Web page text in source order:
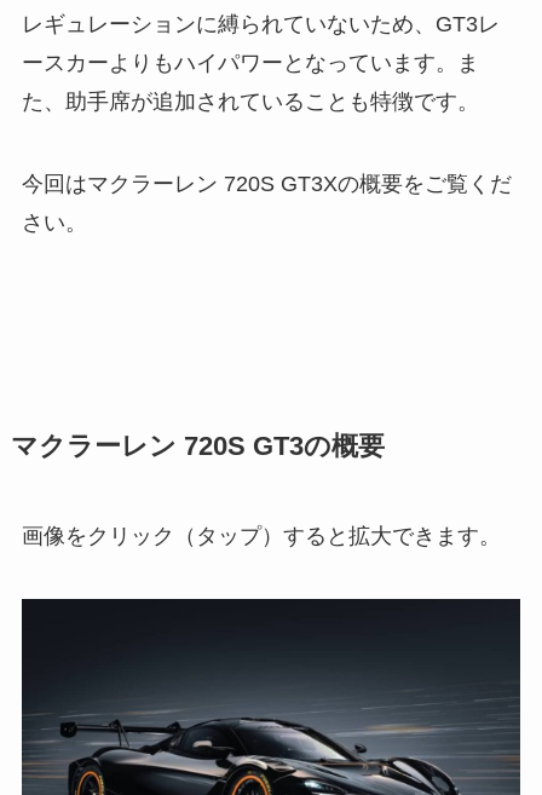
レギュレーションに縛られていないため、GT3レ
ースカーよりもハイパワーとなっています。ま
た、助手席が追加されていることも特徴です。
今回はマクラーレン 720S GT3Xの概要をご覧くだ
さい。
マクラーレン 720S GT3の概要
画像をクリック（タップ）すると拡大できます。